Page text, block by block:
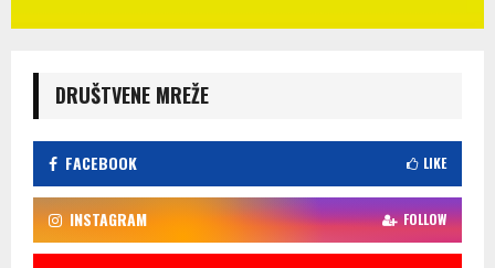
DRUŠTVENE MREŽE
FACEBOOK LIKE
INSTAGRAM FOLLOW